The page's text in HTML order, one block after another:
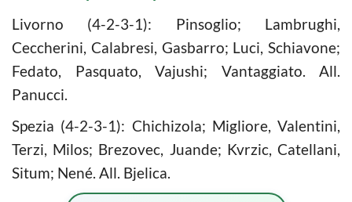
Livorno (4-2-3-1): Pinsoglio; Lambrughi,
Ceccherini, Calabresi, Gasbarro; Luci, Schiavone;
Fedato, Pasquato, Vajushi; Vantaggiato. All.
Panucci.
Spezia (4-2-3-1): Chichizola; Migliore, Valentini,
Terzi, Milos; Brezovec, Juande; Kvrzic, Catellani,
Situm; Nené. All. Bjelica.